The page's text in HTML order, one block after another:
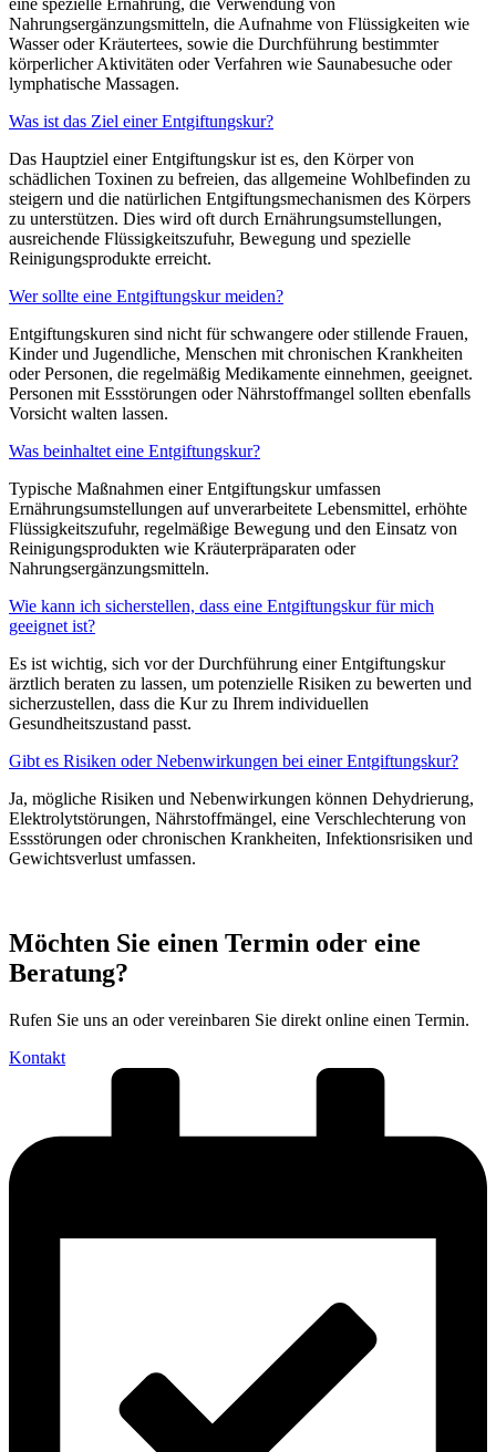
Nahrungsergänzungsmitteln, die Aufnahme von Flüssigkeiten wie
Wasser oder Kräutertees, sowie die Durchführung bestimmter
körperlicher Aktivitäten oder Verfahren wie Saunabesuche oder
lymphatische Massagen.
Was ist das Ziel einer Entgiftungskur?
Das Hauptziel einer Entgiftungskur ist es, den Körper von
schädlichen Toxinen zu befreien, das allgemeine Wohlbefinden zu
steigern und die natürlichen Entgiftungsmechanismen des Körpers
zu unterstützen. Dies wird oft durch Ernährungsumstellungen,
ausreichende Flüssigkeitszufuhr, Bewegung und spezielle
Reinigungsprodukte erreicht.
Wer sollte eine Entgiftungskur meiden?
Entgiftungskuren sind nicht für schwangere oder stillende Frauen,
Kinder und Jugendliche, Menschen mit chronischen Krankheiten
oder Personen, die regelmäßig Medikamente einnehmen, geeignet.
Personen mit Essstörungen oder Nährstoffmangel sollten ebenfalls
Vorsicht walten lassen.
Was beinhaltet eine Entgiftungskur?
Typische Maßnahmen einer Entgiftungskur umfassen
Ernährungsumstellungen auf unverarbeitete Lebensmittel, erhöhte
Flüssigkeitszufuhr, regelmäßige Bewegung und den Einsatz von
Reinigungsprodukten wie Kräuterpräparaten oder
Nahrungsergänzungsmitteln.
Wie kann ich sicherstellen, dass eine Entgiftungskur für mich
geeignet ist?
Es ist wichtig, sich vor der Durchführung einer Entgiftungskur
ärztlich beraten zu lassen, um potenzielle Risiken zu bewerten und
sicherzustellen, dass die Kur zu Ihrem individuellen
Gesundheitszustand passt.
Gibt es Risiken oder Nebenwirkungen bei einer Entgiftungskur?
Ja, mögliche Risiken und Nebenwirkungen können Dehydrierung,
Elektrolytstörungen, Nährstoffmängel, eine Verschlechterung von
Essstörungen oder chronischen Krankheiten, Infektionsrisiken und
Gewichtsverlust umfassen.
Möchten Sie einen Termin oder eine
Beratung?
Rufen Sie uns an oder vereinbaren Sie direkt online einen Termin.
Kontakt